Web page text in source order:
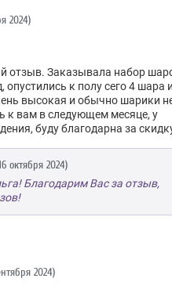
2024)
отзыв. Заказывала набор
к полу сего 4 шара
высокая и обычно шарики
к вам в следующем месяце, у
буду благодарна за
октября 2024)
Благодарим Вас за отзыв,
2024)